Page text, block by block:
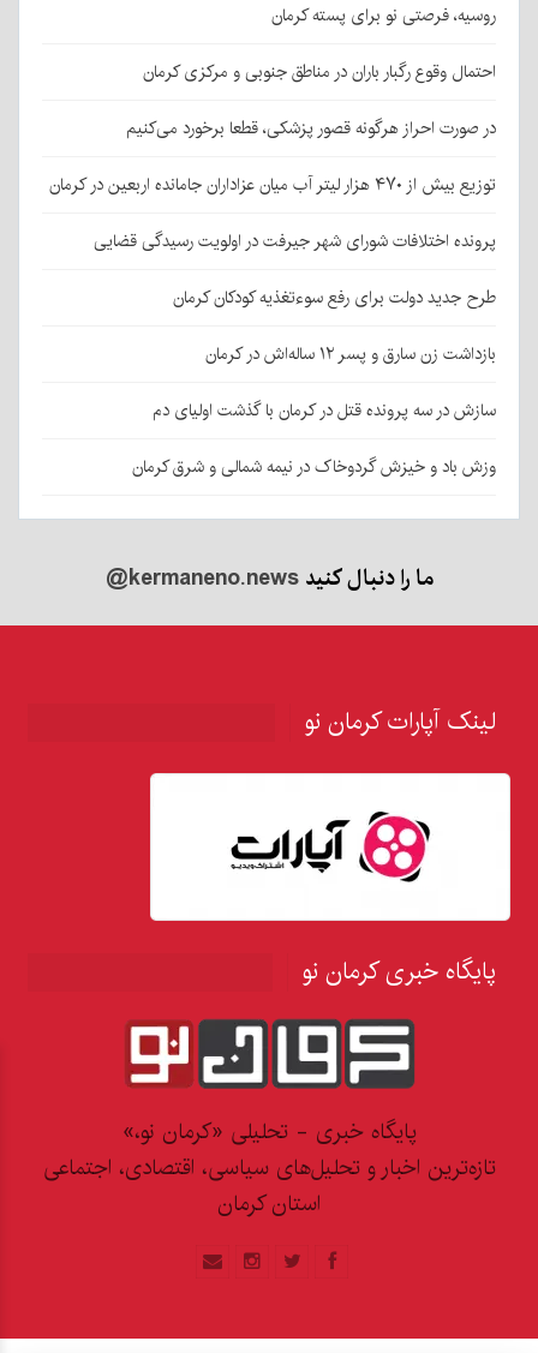
روسیه، فرصتی نو برای پسته کرمان
احتمال وقوع رگبار باران در مناطق جنوبی و مرکزی کرمان
در صورت احراز هرگونه قصور پزشکی، قطعا برخورد می‌کنیم
توزیع بیش از ۴۷۰ هزار لیتر آب میان عزاداران جامانده اربعین در کرمان
پرونده اختلافات شورای شهر جیرفت در اولویت رسیدگی قضایی
طرح جدید دولت برای رفع سوءتغذیه کودکان کرمان
بازداشت زن سارق و پسر ۱۲ ساله‌اش در کرمان
سازش در سه پرونده قتل در کرمان با گذشت اولیای دم
وزش باد و خیزش گردوخاک در نیمه شمالی و شرق کرمان
ما را دنبال کنید@kermaneno.news
لینک آپارات کرمان نو
پایگاه خبری کرمان نو
پایگاه خبری - تحلیلی «کرمان نو،»
تازه‌ترین اخبار و تحلیل‌های سیاسی، اقتصادی، اجتماعی
استان کرمان